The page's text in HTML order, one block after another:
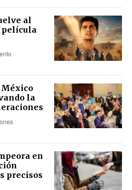
al
película
México
la
en
precisos